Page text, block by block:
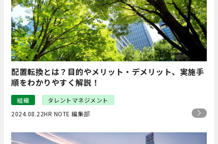
配置転換とは？目的やメリット・デメリット、実施手
順をわかりやすく解説！
組織
タレントマネジメント
2024.08.22HR NOTE 編集部